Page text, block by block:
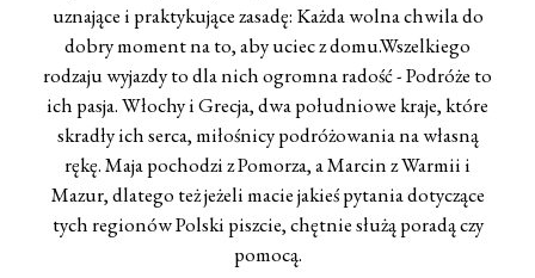
uznające i praktykujące zasadę: Każda wolna chwila do
dobry moment na to, aby uciec z domu.Wszelkiego
rodzaju wyjazdy to dla nich ogromna radość - Podróże to
ich pasja. Włochy i Grecja, dwa południowe kraje, które
skradły ich serca, miłośnicy podróżowania na własną
rękę. Maja pochodzi z Pomorza, a Marcin z Warmii i
Mazur, dlatego też jeżeli macie jakieś pytania dotyczące
tych regionów Polski piszcie, chętnie służą poradą czy
pomocą.